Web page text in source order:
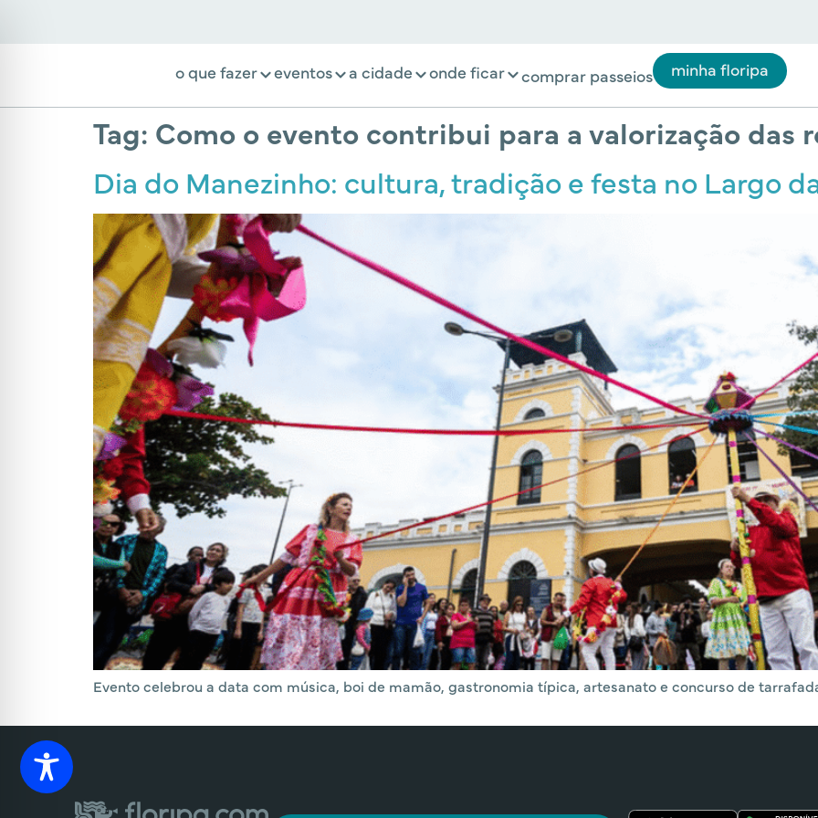
o que fazer eventos a cidade onde ficar comprar passeios minha floripa
Tag: Como o evento contribui para a valorização das
Dia do Manezinho: cultura, tradição e festa no Largo
Evento celebrou a data com música, boi de mamão, gastronomia típica, artesanato e concurso de